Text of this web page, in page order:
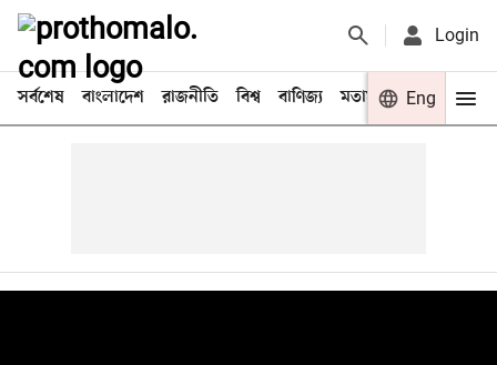
Login
সর্বশেষ বাংলাদেশ রাজনীতি বিশ্ব বাণিজ্য মতামত খেলা
Eng